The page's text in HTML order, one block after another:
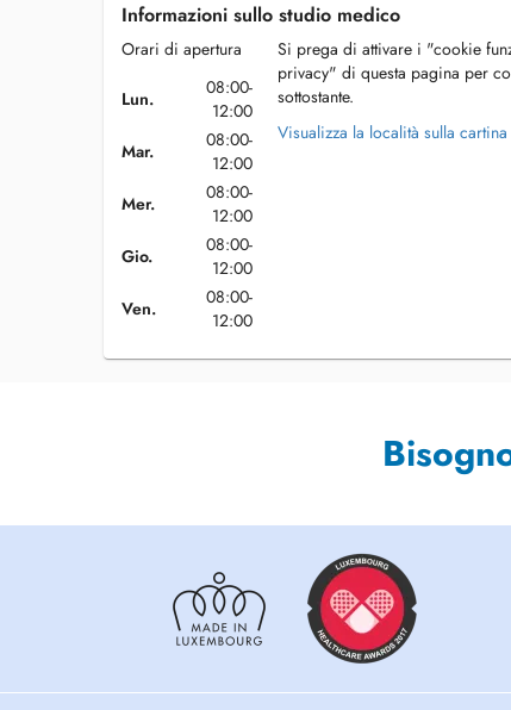
Informazioni sullo studio medico
Orari di apertura
Lun.
08:00-
12:00
Mar.
08:00-
12:00
Mer.
08:00-
12:00
Gio.
08:00-
12:00
Ven.
08:00-
12:00
Si prega di attivare i "cookie
privacy" di questa pagina per
sottostante.
Visualizza la località sulla cartina